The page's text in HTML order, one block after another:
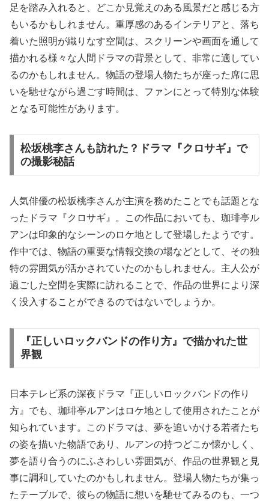
足を踏み入れると、どこか見覚えのある風景だと感じる方
もいるかもしれません。重厚感のあるインテリアと、落ち
着いた照明が織りなす空間は、スクリーンや画面を通して
描かれる様々な人間ドラマの背景として、非常に適してい
るのかもしれません。物語の登場人物たちが座った席に思
いを馳せながら過ごす時間は、ファンにとって特別な体験
となる可能性があります。
松坂桃李さんも訪れた？ドラマ『クロサギ』で
の撮影秘話
人気俳優の松坂桃李さんが主演を務めたことでも話題とな
ったドラマ『クロサギ』。この作品においても、珈琲亭ル
アンは印象的なシーンのロケ地として登場したようです。
作中では、物語の重要な情報交換の場などとして、その独
特の雰囲気が活かされていたのかもしれません。主人公が
過ごした空間を実際に訪れることで、作品の世界により深
く没入することができるのではないでしょうか。
『正しいロックバンドの作り方』で描かれた世
界観
日本テレビ系の深夜ドラマ『正しいロックバンドの作り
方』でも、珈琲亭ルアンはロケ地として使用されたことが
知られています。このドラマは、夢を追いかける若者たち
の姿を描いた物語であり、ルアンの持つどこか懐かしく、
夢を語り合うのにふさわしい雰囲気が、作品の世界観と見
事に調和していたのかもしれません。登場人物たちが集っ
たテーブルで、彼らの物語に想いを馳せてみるのも、一つ